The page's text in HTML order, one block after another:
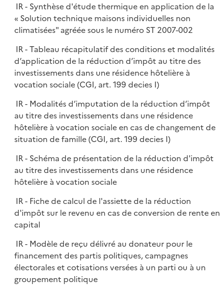
IR - Synthèse d'étude thermique en application de la
« Solution technique maisons individuelles non
climatisées" agréée sous le numéro ST 2007-002
IR - Tableau récapitulatif des conditions et modalités
d’application de la réduction d’impôt au titre des
investissements dans une résidence hôtelière à
vocation sociale (CGI, art. 199 decies I)
IR - Modalités d’imputation de la réduction d’impôt
au titre des investissements dans une résidence
hôtelière à vocation sociale en cas de changement de
situation de famille (CGI, art. 199 decies I)
IR - Schéma de présentation de la réduction d'impôt
au titre des investissements dans une résidence
hôtelière à vocation sociale
IR - Fiche de calcul de l'assiette de la réduction
d'impôt sur le revenu en cas de conversion de rente en
capital
IR - Modèle de reçu délivré au donateur pour le
financement des partis politiques, campagnes
électorales et cotisations versées à un parti ou à un
groupement politique